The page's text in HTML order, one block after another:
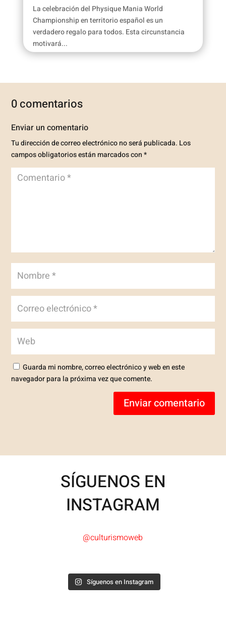
La celebración del Physique Mania World
Championship en territorio español es un
verdadero regalo para todos. Esta circunstancia
motivará...
0 comentarios
Enviar un comentario
Tu dirección de correo electrónico no será publicada. Los
campos obligatorios están marcados con*
Guarda mi nombre, correo electrónico y web en este
navegador para la próxima vez que comente.
Enviar comentario
SÍGUENOS EN
INSTAGRAM
@culturismoweb
Síguenos en Instagram